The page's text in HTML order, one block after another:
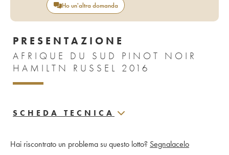
Ho un'altra domanda
PRESENTAZIONE
AFRIQUE DU SUD PINOT NOIR
HAMILTN RUSSEL 2016
SCHEDA TECNICA
Hai riscontrato un problema su questo lotto? Segnalacelo